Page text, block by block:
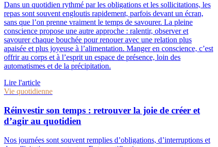
Dans un quotidien rythmé par les obligations et les sollicitations, les
repas sont souvent engloutis rapidement, parfois devant un écran,
sans que l’on prenne vraiment le temps de savourer. La pleine
conscience propose une autre approche : ralentir, observer et
savourer chaque bouchée pour renouer avec une relation plus
apaisée et plus joyeuse à l’alimentation. Manger en conscience, c’est
offrir au corps et à l’esprit un espace de présence, loin des
automatismes et de la précipitation.
Lire l'article
Vie quotidienne
Réinvestir son temps : retrouver la joie de créer et
d’agir au quotidien
Nos journées sont souvent remplies d’obligations, d’interruptions et